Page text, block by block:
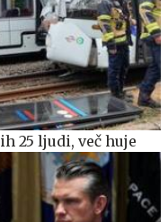
25 ljudi, več huje